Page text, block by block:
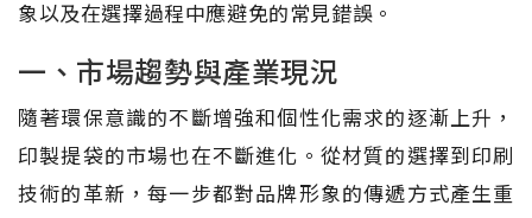
象以及在選擇過程中應避免的常見錯誤。
一、市場趨勢與產業現況
隨著環保意識的不斷增強和個性化需求的逐漸上升，
印製提袋的市場也在不斷進化。從材質的選擇到印刷
技術的革新，每一步都對品牌形象的傳遞方式產生重